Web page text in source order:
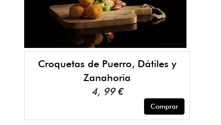
Croquetas de Puerro, Dátiles y
Zanahoria
4, 99 €
Comprar